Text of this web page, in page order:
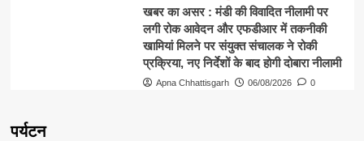
खबर का असर : मंडी की विवादित नीलामी पर
लगी रोक आवेदन और एफडीआर में तकनीकी
खामियां मिलने पर संयुक्त संचालक ने रोकी
प्रक्रिया, नए निर्देशों के बाद होगी दोबारा नीलामी
Apna Chhattisgarh 06/08/2026 0
पर्यटन